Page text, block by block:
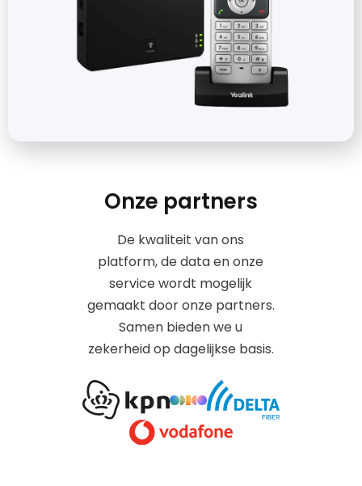
Onze partners
De kwaliteit van ons
platform, de data en onze
service wordt mogelijk
gemaakt door onze partners.
Samen bieden we u
zekerheid op dagelijkse basis.